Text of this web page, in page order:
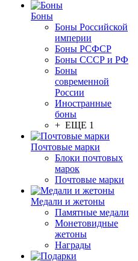
Боны
Боны Российской
империи
Боны РСФСР
Боны СССР и РФ
Боны
современной
России
Иностранные
боны
+ ЕЩЕ 1
Почтовые марки
Блоки почтовых
марок
Почтовые марки
Медали и жетоны
Памятные медали
Монетовидные
жетоны
Награды